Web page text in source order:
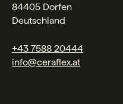
84405 Dorfen
Deutschland
+43 7588 20444
info@ceraflex.at